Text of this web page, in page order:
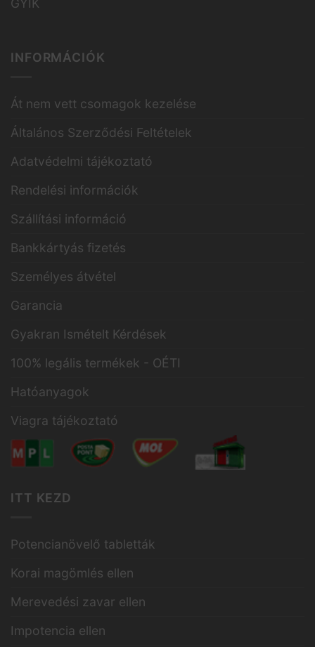
GYIK
INFORMÁCIÓK
Át nem vett csomagok kezelése
Általános Szerződési Feltételek
Adatvédelmi tájékoztató
Rendelési információk
Szállítási információ
Bankkártyás fizetés
Személyes átvétel
Garancia
Gyakran Ismételt Kérdések
100% legális termékek - OÉTI
Hatóanyagok
Viagra tájékoztató
ITT KEZD
Potencianövelő tabletták
Korai magömlés ellen
Merevedési zavar ellen
Impotencia ellen